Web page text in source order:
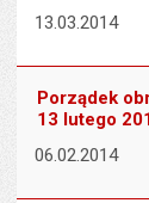
13.03.2014
Porządek
13 lutego
06.02.2014